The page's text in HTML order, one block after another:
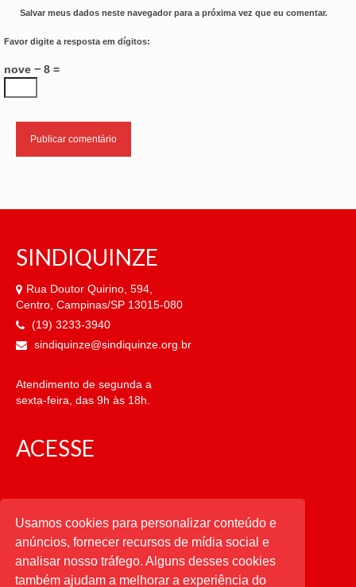
Salvar meus dados neste navegador para a próxima vez que eu comentar.
Favor digite a resposta em dígitos:
nove − 8 =
SINDIQUINZE
Rua Doutor Quirino, 594,
Centro, Campinas/SP 13015-080
(19) 3233-3940
sindiquinze@sindiquinze.org.br
Atendimento de segunda a
sexta-feira, das 9h às 18h.
ACESSE
CATEGORIAS
CATEGORIAS
Usamos cookies para personalizar conteúdo e
anúncios, fornecer recursos de mídia social e
analisar nosso tráfego. Alguns desses cookies
também ajudam a melhorar a experiência do